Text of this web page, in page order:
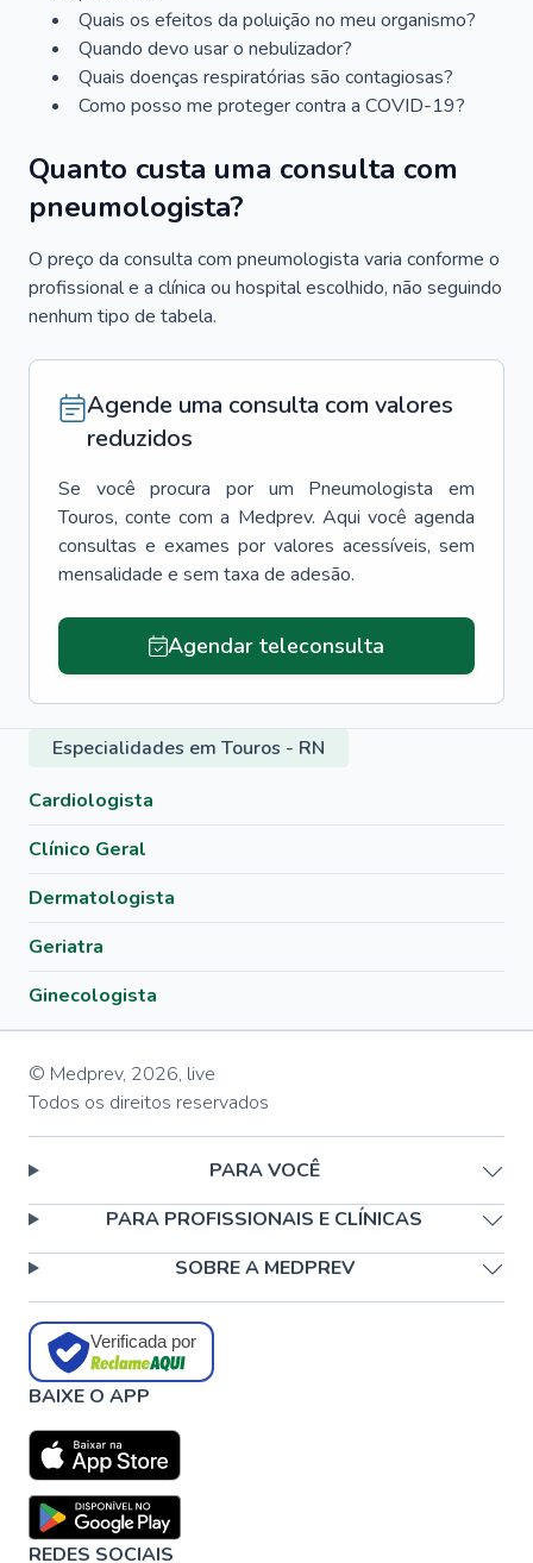
Quais os efeitos da poluição no meu organismo?
Quando devo usar o nebulizador?
Quais doenças respiratórias são contagiosas?
Como posso me proteger contra a COVID-19?
Quanto custa uma consulta com
pneumologista?
O preço da consulta com pneumologista varia conforme o
profissional e a clínica ou hospital escolhido, não seguindo
nenhum tipo de tabela.
Agende uma consulta com valores
reduzidos
Se você procura por um Pneumologista
em
Touros, conte com a Medprev. Aqui você agenda
consultas e exames por valores acessíveis, sem
mensalidade e sem taxa de adesão.
Agendar teleconsulta
Especialidades em Touros - RN
Cardiologista
Clínico Geral
Dermatologista
Geriatra
Ginecologista
© Medprev, 2026, live
Todos os direitos reservados
PARA VOCÊ
PARA PROFISSIONAIS E CLÍNICAS
SOBRE A MEDPREV
Verificada por
BAIXE O APP
REDES SOCIAIS